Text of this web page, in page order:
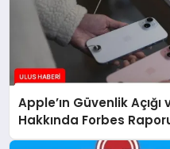
Apple’ın Güvenlik
Hakkında Forbes